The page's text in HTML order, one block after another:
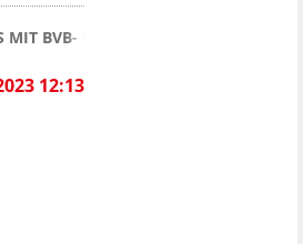
BVB- UND ESSEN-FANKLEIDUNG
12:13